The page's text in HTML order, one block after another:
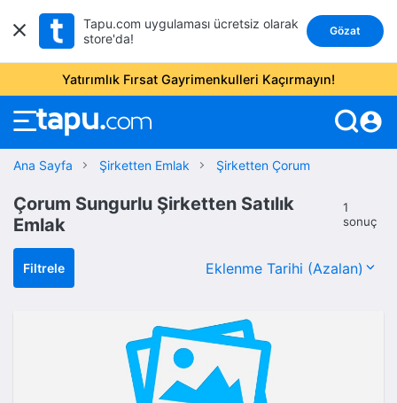
Tapu.com uygulaması ücretsiz olarak
store'da!
Gözat
Yatırımlık Fırsat Gayrimenkulleri Kaçırmayın!
account_circle
Ana Sayfa Şirketten Emlak Şirketten Çorum
Çorum Sungurlu Şirketten Satılık
Emlak
1
sonuç
Filtrele